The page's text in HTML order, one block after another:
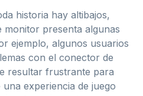
historia hay altibajos,
monitor presenta algunas
ejemplo, algunos usuarios
con el conector de
resultar frustrante para
experiencia de juego